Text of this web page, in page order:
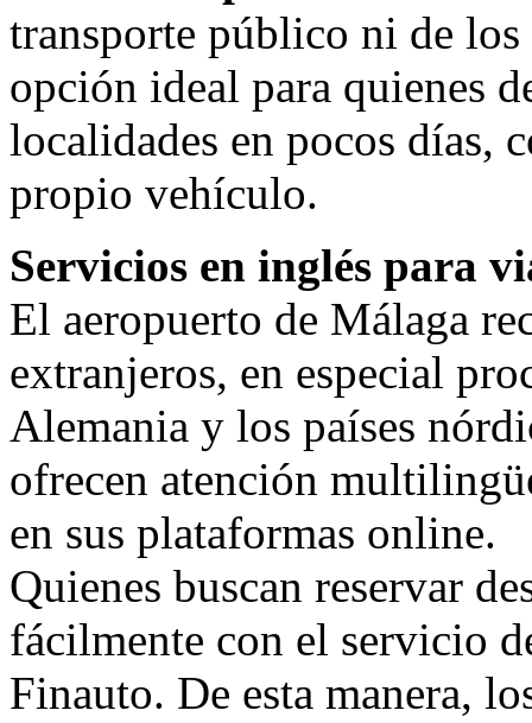
transporte público ni de los
opción ideal para quienes
localidades en pocos días,
propio vehículo.
Servicios en inglés para
El aeropuerto de Málaga
extranjeros, en especial
Alemania y los países
ofrecen atención
en sus plataformas online.
Quienes buscan reservar
fácilmente con el servicio
Finauto. De esta manera,